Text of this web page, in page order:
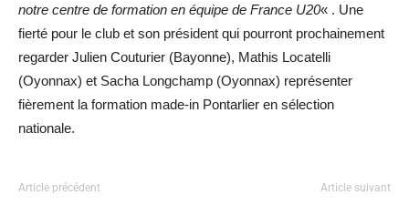
notre centre de formation en équipe de France U20« . Une
fierté pour le club et son président qui pourront prochainement
regarder Julien Couturier (Bayonne), Mathis Locatelli
(Oyonnax) et Sacha Longchamp (Oyonnax) représenter
fièrement la formation made-in Pontarlier en sélection
nationale.
Article précédent Article suivant